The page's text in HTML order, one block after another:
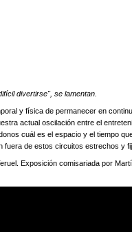
divertirse", se lamentan.
y física de permanecer en
actual oscilación entre el
cuál es el espacio y el tiempo
fuera de estos circuitos estrechos y
Exposición comisariada por